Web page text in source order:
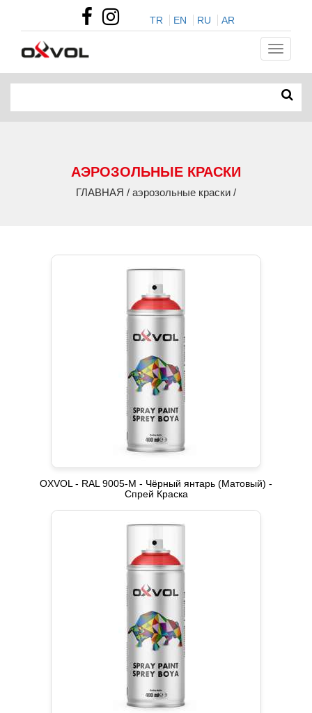
TR EN RU AR
АЭРОЗОЛЬНЫЕ КРАСКИ
ГЛАВНАЯ / аэрозольные краски /
OXVOL - RAL 9005-M - Чёрный янтарь (Матовый) -
Спрей Краска